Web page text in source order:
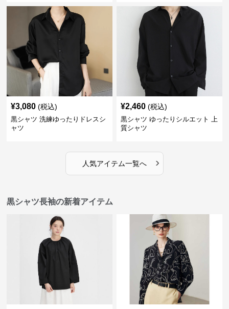
¥3,080 (税込)
黒シャツ 洗練ゆったりドレスシ
ャツ
¥2,460 (税込)
黒シャツ ゆったりシルエット 上
質シャツ
人気アイテム一覧へ ›
黒シャツ長袖の新着アイテム